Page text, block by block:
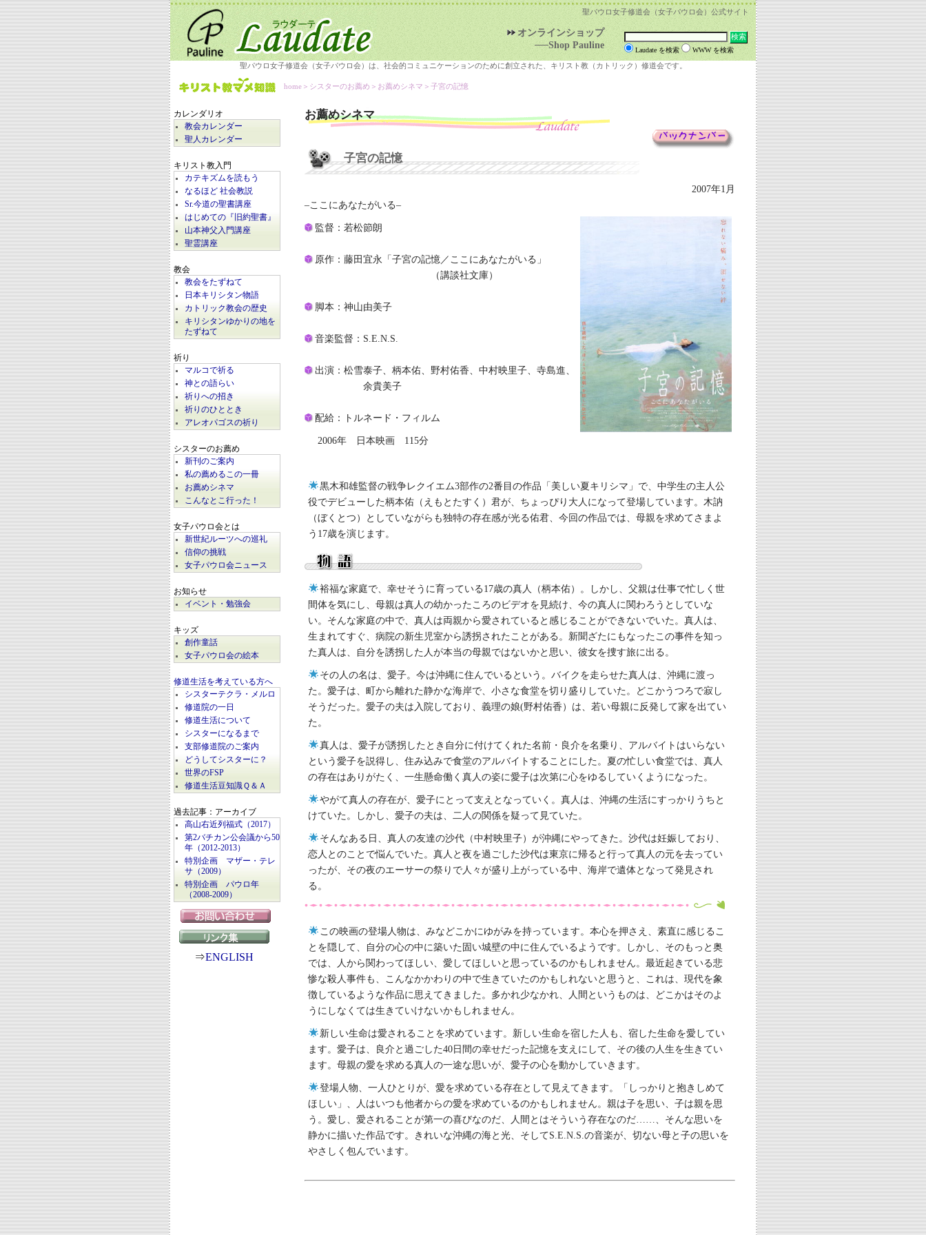
聖パウロ女子修道会（女子パウロ会）公式サイト
オンラインショップ
──Shop Pauline
Laudate を検索 WWW を検索
聖パウロ女子修道会（女子パウロ会）は、社会的コミュニケーションのために創立された、キリスト教（カトリック）修道会です。
カレンダリオ
教会カレンダー
聖人カレンダー
キリスト教入門
カテキズムを読もう
なるほど 社会教説
Sr.今道の聖書講座
はじめての『旧約聖書』
山本神父入門講座
聖霊講座
教会
教会をたずねて
日本キリシタン物語
カトリック教会の歴史
キリシタンゆかりの地を
たずねて
祈り
マルコで祈る
神との語らい
祈りへの招き
祈りのひととき
アレオパゴスの祈り
シスターのお薦め
新刊のご案内
私の薦めるこの一冊
お薦めシネマ
こんなとこ行った！
女子パウロ会とは
新世紀ルーツへの巡礼
信仰の挑戦
女子パウロ会ニュース
お知らせ
イベント・勉強会
キッズ
創作童話
女子パウロ会の絵本
修道生活を考えている方へ
シスターテクラ・メルロ
修道院の一日
修道生活について
シスターになるまで
支部修道院のご案内
どうしてシスターに？
世界のFSP
修道生活豆知識Ｑ＆Ａ
過去記事：アーカイブ
高山右近列福式（2017）
第2バチカン公会議から50
年（2012-2013）
特別企画 マザー・テレ
サ（2009）
特別企画 パウロ年
（2008-2009）
⇒ENGLISH
home ＞シスターのお薦め＞ お薦めシネマ ＞子宮の記憶
お薦めシネマ
子宮の記憶
2007年1月
–ここにあなたがいる–
監督：若松節朗
原作：藤田宜永「子宮の記憶／ここにあなたがいる」
（講談社文庫）
脚本：神山由美子
音楽監督：S.E.N.S.
出演：松雪泰子、柄本佑、野村佑香、中村映里子、寺島進、
余貴美子
配給：トルネード・フィルム
2006年 日本映画 115分
黒木和雄監督の戦争レクイエム3部作の2番目の作品「美しい夏キリシマ」で、中学生の主人公
役でデビューした柄本佑（えもとたすく）君が、ちょっぴり大人になって登場しています。木訥
（ぼくとつ）としていながらも独特の存在感が光る佑君、今回の作品では、母親を求めてさまよ
う17歳を演じます。
裕福な家庭で、幸せそうに育っている17歳の真人（柄本佑）。しかし、父親は仕事で忙しく世
間体を気にし、母親は真人の幼かったころのビデオを見続け、今の真人に関わろうとしていな
い。そんな家庭の中で、真人は両親から愛されていると感じることができないでいた。真人は、
生まれてすぐ、病院の新生児室から誘拐されたことがある。新聞ざたにもなったこの事件を知っ
た真人は、自分を誘拐した人が本当の母親ではないかと思い、彼女を捜す旅に出る。
その人の名は、愛子。今は沖縄に住んでいるという。バイクを走らせた真人は、沖縄に渡っ
た。愛子は、町から離れた静かな海岸で、小さな食堂を切り盛りしていた。どこかうつろで寂し
そうだった。愛子の夫は入院しており、義理の娘(野村佑香）は、若い母親に反発して家を出てい
た。
真人は、愛子が誘拐したとき自分に付けてくれた名前・良介を名乗り、アルバイトはいらない
という愛子を説得し、住み込みで食堂のアルバイトすることにした。夏の忙しい食堂では、真人
の存在はありがたく、一生懸命働く真人の姿に愛子は次第に心をゆるしていくようになった。
やがて真人の存在が、愛子にとって支えとなっていく。真人は、沖縄の生活にすっかりうちと
けていた。しかし、愛子の夫は、二人の関係を疑って見ていた。
そんなある日、真人の友達の沙代（中村映里子）が沖縄にやってきた。沙代は妊娠しており、
恋人とのことで悩んでいた。真人と夜を過ごした沙代は東京に帰ると行って真人の元を去ってい
ったが、その夜のエーサーの祭りで人々が盛り上がっている中、海岸で遺体となって発見され
る。
この映画の登場人物は、みなどこかにゆがみを持っています。本心を押さえ、素直に感じるこ
とを隠して、自分の心の中に築いた固い城壁の中に住んでいるようです。しかし、そのもっと奥
では、人から関わってほしい、愛してほしいと思っているのかもしれません。最近起きている悲
惨な殺人事件も、こんなかかわりの中で生きていたのかもしれないと思うと、これは、現代を象
徴しているような作品に思えてきました。多かれ少なかれ、人間というものは、どこかはそのよ
うにしなくては生きていけないかもしれません。
新しい生命は愛されることを求めています。新しい生命を宿した人も、宿した生命を愛してい
ます。愛子は、良介と過ごした40日間の幸せだった記憶を支えにして、その後の人生を生きてい
ます。母親の愛を求める真人の一途な思いが、愛子の心を動かしていきます。
登場人物、一人ひとりが、愛を求めている存在として見えてきます。「しっかりと抱きしめて
ほしい」、人はいつも他者からの愛を求めているのかもしれません。親は子を思い、子は親を思
う。愛し、愛されることが第一の喜びなのだ、人間とはそういう存在なのだ……、そんな思いを
静かに描いた作品です。きれいな沖縄の海と光、そしてS.E.N.S.の音楽が、切ない母と子の思いを
やさしく包んでいます。